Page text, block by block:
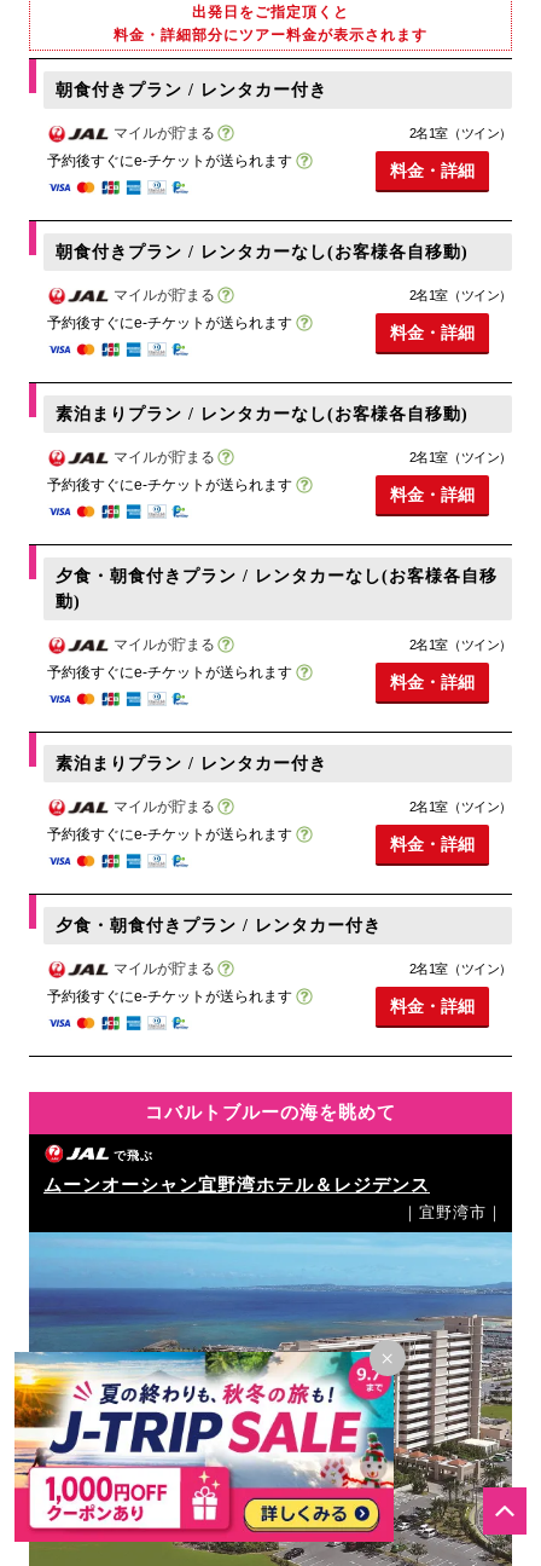
×
出発日をご指定頂くと
料金・詳細部分にツアー料金が表示されます
朝食付きプラン / レンタカー付き
マイルが貯まる
予約後すぐにe-チケットが送られます
2名1室（ツイン）
料金・詳細
朝食付きプラン / レンタカーなし(お客様各自移動)
マイルが貯まる
予約後すぐにe-チケットが送られます
2名1室（ツイン）
料金・詳細
素泊まりプラン / レンタカーなし(お客様各自移動)
マイルが貯まる
予約後すぐにe-チケットが送られます
2名1室（ツイン）
料金・詳細
夕食・朝食付きプラン / レンタカーなし(お客様各自移
動)
マイルが貯まる
予約後すぐにe-チケットが送られます
2名1室（ツイン）
料金・詳細
素泊まりプラン / レンタカー付き
マイルが貯まる
予約後すぐにe-チケットが送られます
2名1室（ツイン）
料金・詳細
夕食・朝食付きプラン / レンタカー付き
マイルが貯まる
予約後すぐにe-チケットが送られます
2名1室（ツイン）
料金・詳細
コバルトブルーの海を眺めて
で飛ぶ
ムーンオーシャン宜野湾ホテル＆レジデンス
｜宜野湾市｜